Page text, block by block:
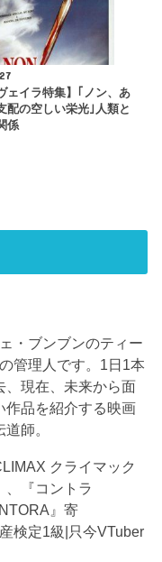
ェイラ特集】｢ノン、あ
配の空しい栄光｣人類と
係
・ブンブンのティー
管理人です。1日1本
、現在、未来から面
作品を紹介する映画
師。
クライマック
、『コントラ
』寄
検定1級|只今VTuber